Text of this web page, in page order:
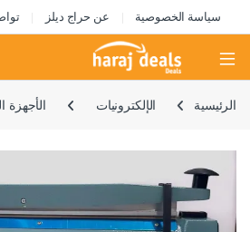
سياسة الخصوصية عن حراج ديلز
Open
الرئيسية الإلكترونيات الأجهزة